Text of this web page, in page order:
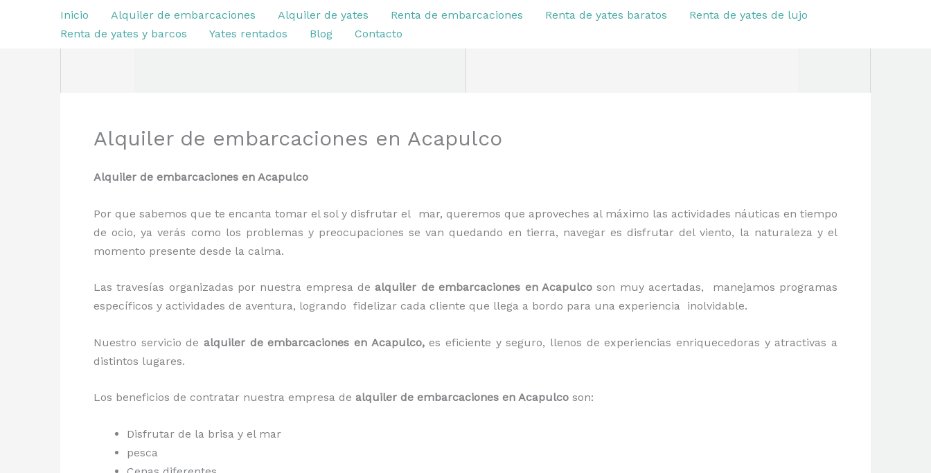
Inicio Alquiler de embarcaciones Alquiler de yates Renta de embarcaciones Renta de yates baratos
Renta de yates de lujo
Renta de yates y barcos
Yates rentados Blog Contacto
Alquiler de embarcaciones en Acapulco
Alquiler de embarcaciones en Acapulco
Por que sabemos que te encanta tomar el sol y disfrutar el mar, queremos que aproveches al máximo las actividades náuticas en tiempo
de ocio, ya verás como los problemas y preocupaciones se van quedando en tierra, navegar es disfrutar del viento, la naturaleza y el
momento presente desde la calma.
Las travesías organizadas por nuestra empresa dealquiler de embarcaciones en Acapulcoson muy acertadas, manejamos programas
específicos y actividades de aventura, logrando fidelizar cada cliente que llega a bordo para una experiencia inolvidable.
Nuestro servicio de alquiler de embarcaciones en Acapulco,es eficiente y seguro, llenos de experiencias enriquecedoras y atractivas a
distintos lugares.
Los beneficios de contratar nuestra empresa de alquiler de embarcaciones en Acapulco son:
Disfrutar de la brisa y el mar
pesca